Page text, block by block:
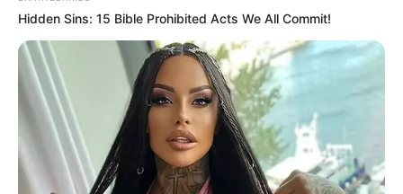
(foto: pinterest)
Hidden Sins: 15 Bible Prohibited Acts We All Commit!